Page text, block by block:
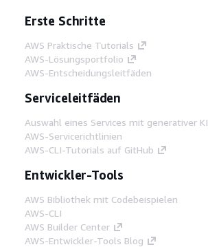
Erste Schritte
AWS Praktische Tutorials
AWS-Lösungsportfolio
AWS-Entscheidungsleitfäden
Serviceleitfäden
Auswahl eines Services mit generativer KI
AWS-Servicerichtlinien
AWS-CLI-Tutorials auf GitHub
Entwickler-Tools
AWS Bibliothek mit Codebeispielen
AWS-CLI
AWS Builder Center
AWS-Entwickler-Tools Blog